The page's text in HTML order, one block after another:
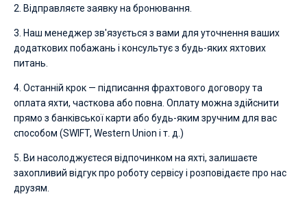
2. Відправляєте заявку на бронювання.
3. Наш менеджер зв'язується з вами для уточнення ваших
додаткових побажань і консультує з будь-яких яхтових
питань.
4. Останній крок — підписання фрахтового договору та
оплата яхти, часткова або повна. Оплату можна здійснити
прямо з банківської карти або будь-яким зручним для вас
способом (SWIFT, Western Union і т. д.)
5. Ви насолоджуєтеся відпочинком на яхті, залишаєте
захопливий відгук про роботу сервісу і розповідаєте про нас
друзям.